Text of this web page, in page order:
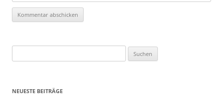
nach:
NEUESTE BEITRÄGE